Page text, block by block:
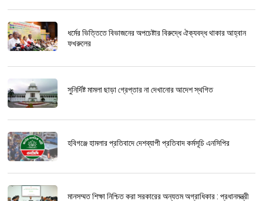
ধর্মের ভিত্তিতে বিভাজনের অপচেষ্টার বিরুদ্ধে ঐক্যবদ্ধ থাকার আহ্বান
ফখরুলের
সুনির্দিষ্ট মামলা ছাড়া গ্রেপ্তার না দেখানোর আদেশ স্থগিত
হবিগঞ্জে হামলার প্রতিবাদে দেশব্যাপী প্রতিবাদ কর্মসূচি এনসিপির
মানসম্মত শিক্ষা নিশ্চিত করা সরকারের অন্যতম অগ্রাধিকার : প্রধানমন্ত্রী